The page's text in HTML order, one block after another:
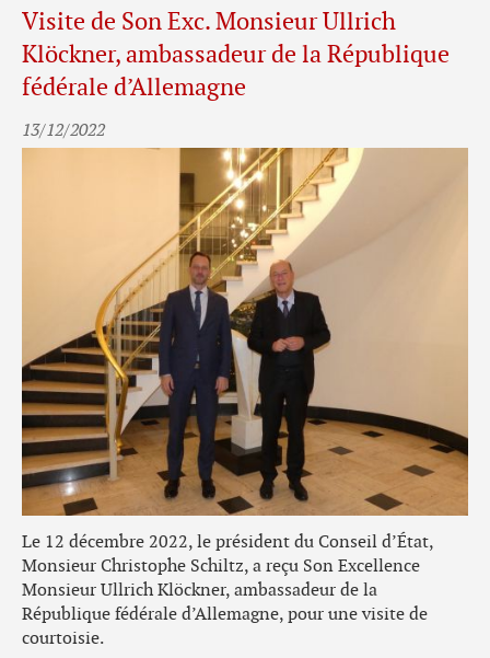
Visite de Son Exc. Monsieur Ullrich
Klöckner, ambassadeur de la République
fédérale d’Allemagne
13/12/2022
Le 12 décembre 2022, le président du Conseil d’État,
Monsieur Christophe Schiltz, a reçu Son Excellence
Monsieur Ullrich Klöckner, ambassadeur de la
République fédérale d’Allemagne, pour une visite de
courtoisie.